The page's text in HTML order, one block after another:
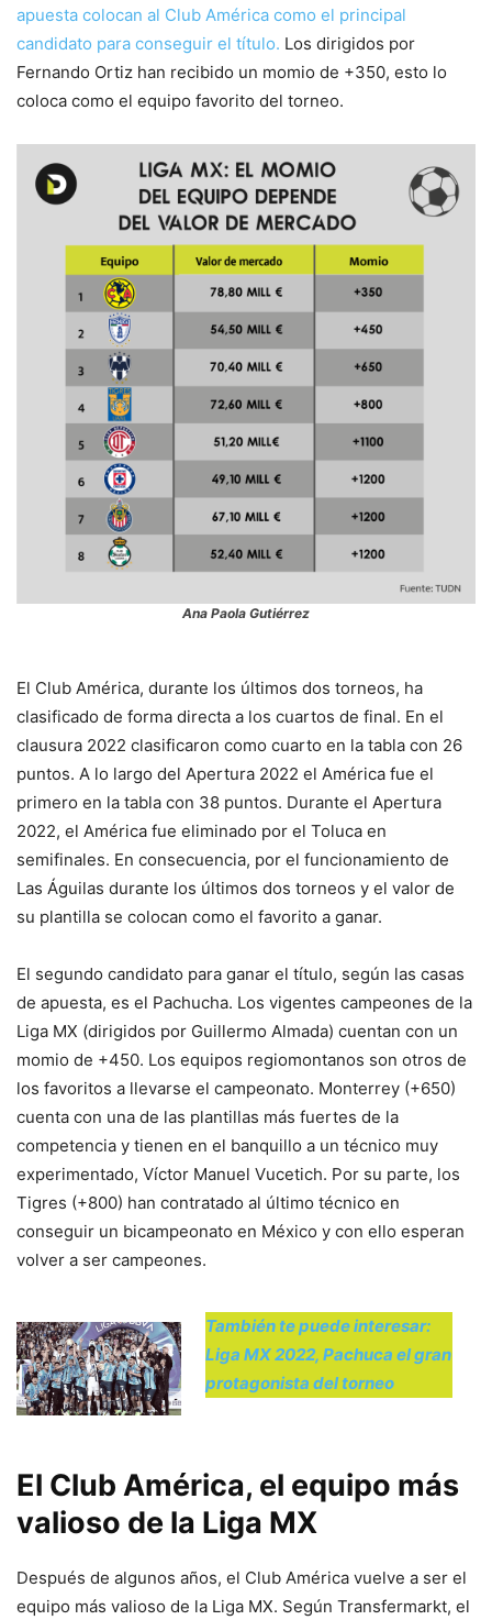
apuesta colocan al Club América como el principal
candidato para conseguir el título. Los dirigidos por
Fernando Ortiz han recibido un momio de +350, esto lo
coloca como el equipo favorito del torneo.
Ana Paola Gutiérrez
El Club América, durante los últimos dos torneos, ha
clasificado de forma directa a los cuartos de final. En el
clausura 2022 clasificaron como cuarto en la tabla con 26
puntos. A lo largo del Apertura 2022 el América fue el
primero en la tabla con 38 puntos. Durante el Apertura
2022, el América fue eliminado por el Toluca en
semifinales. En consecuencia, por el funcionamiento de
Las Águilas durante los últimos dos torneos y el valor de
su plantilla se colocan como el favorito a ganar.
El segundo candidato para ganar el título, según las casas
de apuesta, es el Pachucha. Los vigentes campeones de la
Liga MX (dirigidos por Guillermo Almada) cuentan con un
momio de +450. Los equipos regiomontanos son otros de
los favoritos a llevarse el campeonato. Monterrey (+650)
cuenta con una de las plantillas más fuertes de la
competencia y tienen en el banquillo a un técnico muy
experimentado, Víctor Manuel Vucetich. Por su parte, los
Tigres (+800) han contratado al último técnico en
conseguir un bicampeonato en México y con ello esperan
volver a ser campeones.
También te puede interesar:
Liga MX 2022, Pachuca el gran
protagonista del torneo
El Club América, el equipo más
valioso de la Liga MX
Después de algunos años, el Club América vuelve a ser el
equipo más valioso de la Liga MX. Según Transfermarkt, el